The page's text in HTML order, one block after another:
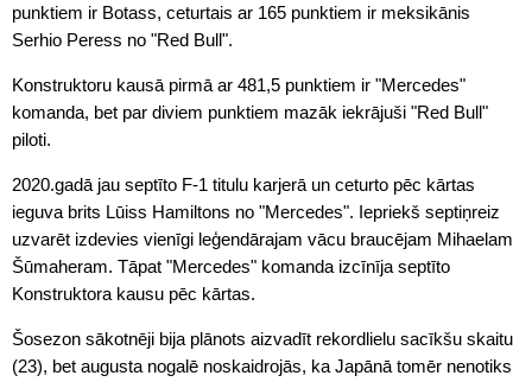
punktiem ir Botass, ceturtais ar 165 punktiem ir meksikānis
Serhio Peress no "Red Bull".
Konstruktoru kausā pirmā ar 481,5 punktiem ir "Mercedes"
komanda, bet par diviem punktiem mazāk iekrājuši "Red Bull"
piloti.
2020.gadā jau septīto F-1 titulu karjerā un ceturto pēc kārtas
ieguva brits Lūiss Hamiltons no "Mercedes". Iepriekš septiņreiz
uzvarēt izdevies vienīgi leģendārajam vācu braucējam Mihaelam
Šūmaheram. Tāpat "Mercedes" komanda izcīnīja septīto
Konstruktora kausu pēc kārtas.
Šosezon sākotnēji bija plānots aizvadīt rekordlielu sacīkšu skaitu
(23), bet augusta nogalē noskaidrojās, ka Japānā tomēr nenotiks